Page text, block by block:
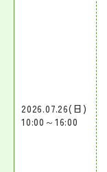
2026.07.26(日)
10:00～16:00